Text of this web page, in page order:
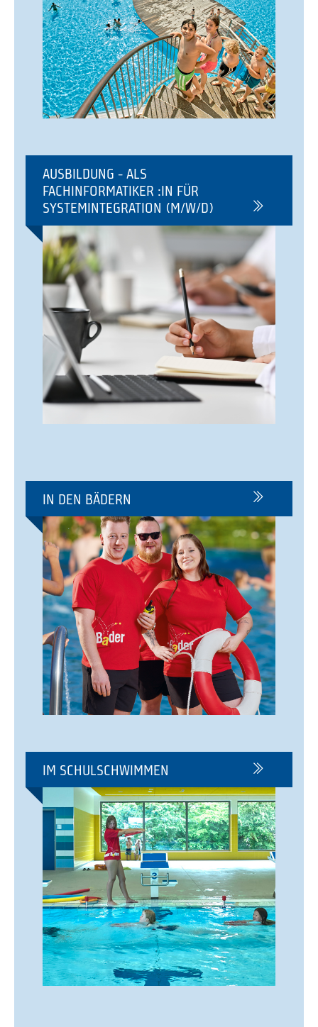
AUSBILDUNG - ALS
FACHINFORMATIKER :IN FÜR
SYSTEMINTEGRATION (M/W/D)
IN DEN BÄDERN
IM SCHULSCHWIMMEN